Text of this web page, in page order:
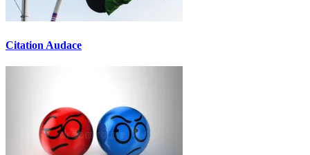
Citation Audace